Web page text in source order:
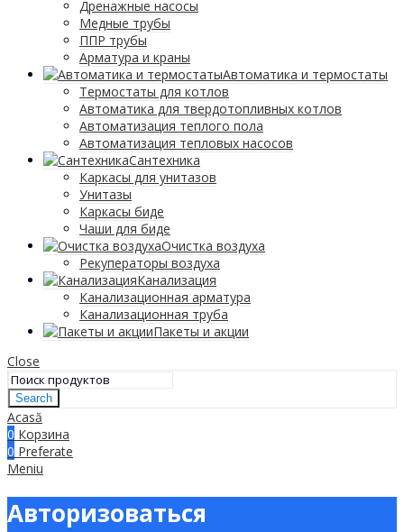
Дренажные насосы
Медные трубы
ППР трубы
Арматура и краны
Автоматика и термостаты
Термостаты для котлов
Автоматика для твердотопливных котлов
Автоматизация теплого пола
Автоматизация тепловых насосов
Сантехника
Каркасы для унитазов
Унитазы
Каркасы биде
Чаши для биде
Очистка воздуха
Рекуператоры воздуха
Канализация
Канализационная арматура
Канализационная труба
Пакеты и акции
Close
Search
Acasă
0 Корзина
0 Preferate
Meniu
Авторизоваться